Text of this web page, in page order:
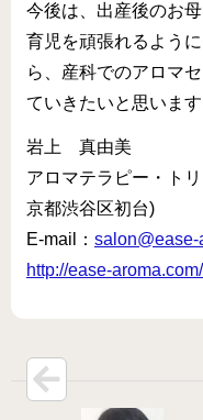
今後は、出産後のお
育児を頑張れるよう
ら、産科でのアロマ
ていきたいと思います
岩上 真由美
アロマテラピー・ト
京都渋谷区初台)
E-mail： salon@ease-
http://ease-aroma.com/